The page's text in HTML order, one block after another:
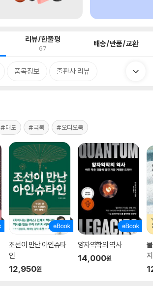
리뷰/한줄평
67 배송/반품/교환
품목정보 출판사 리뷰
#태도 #극복 #오디오북
조선이 만난 아인슈타
인
12,950원
양자역학의 역사
14,000원